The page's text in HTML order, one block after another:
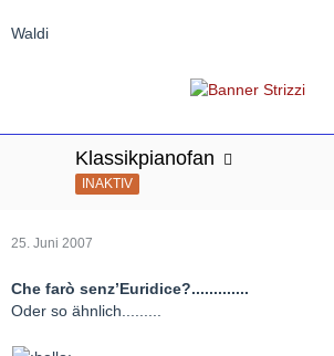
Waldi
Klassikpianofan
INAKTIV
25. Juni 2007
Che farò senz’Euridice?.............
Oder so ähnlich.........